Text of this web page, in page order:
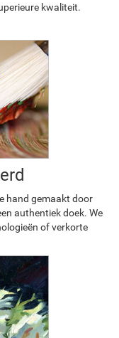
kwaliteit.
hand gemaakt door
authentiek doek. We
of verkorte